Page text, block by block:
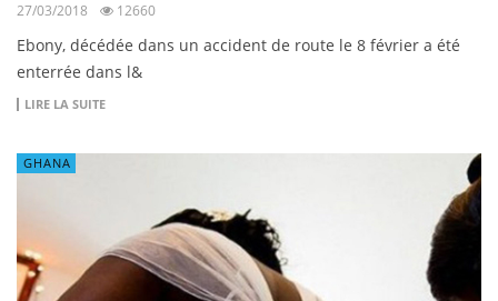
27/03/2018 12660
Ebony, décédée dans un accident de route le 8 février a été
enterrée dans l&
LIRE LA SUITE
GHANA